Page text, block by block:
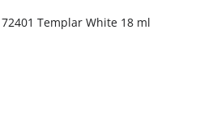
Templar White 18 ml